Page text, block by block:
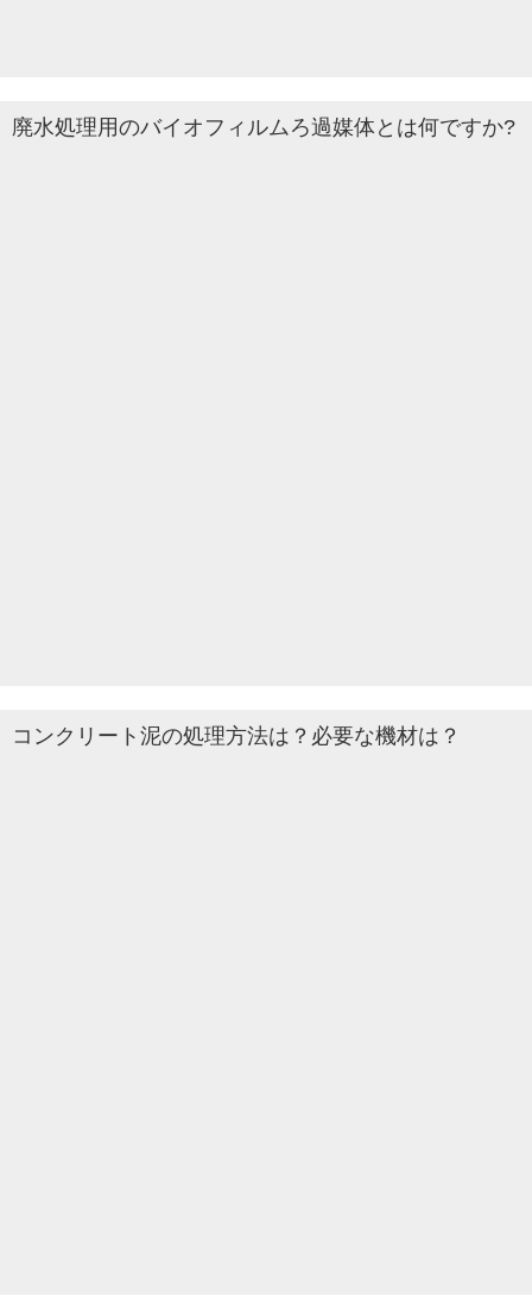
廃水処理用のバイオフィルムろ過媒体とは何ですか?
コンクリート泥の処理方法は？必要な機材は？